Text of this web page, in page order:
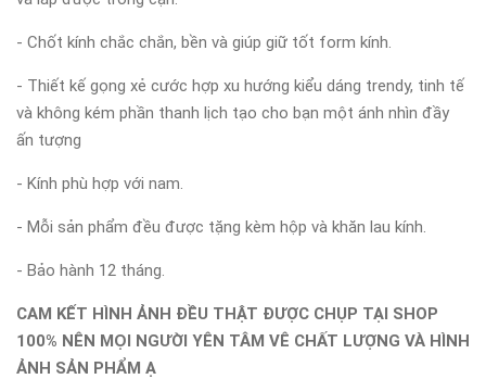
- Chốt kính chắc chắn, bền và giúp giữ tốt form kính.
- Thiết kế gọng xẻ cước hợp xu hướng kiểu dáng trendy, tinh tế
và không kém phần thanh lịch tạo cho bạn một ánh nhìn đầy
ấn tượng
- Kính phù hợp với nam.
- Mỗi sản phẩm đều được tặng kèm hộp và khăn lau kính.
- Bảo hành 12 tháng.
CAM KẾT HÌNH ẢNH ĐỀU THẬT ĐƯỢC CHỤP TẠI SHOP
100% NÊN MỌI NGƯỜI YÊN TÂM VÊ CHẤT LƯỢNG VÀ HÌNH
ẢNH SẢN PHẨM Ạ